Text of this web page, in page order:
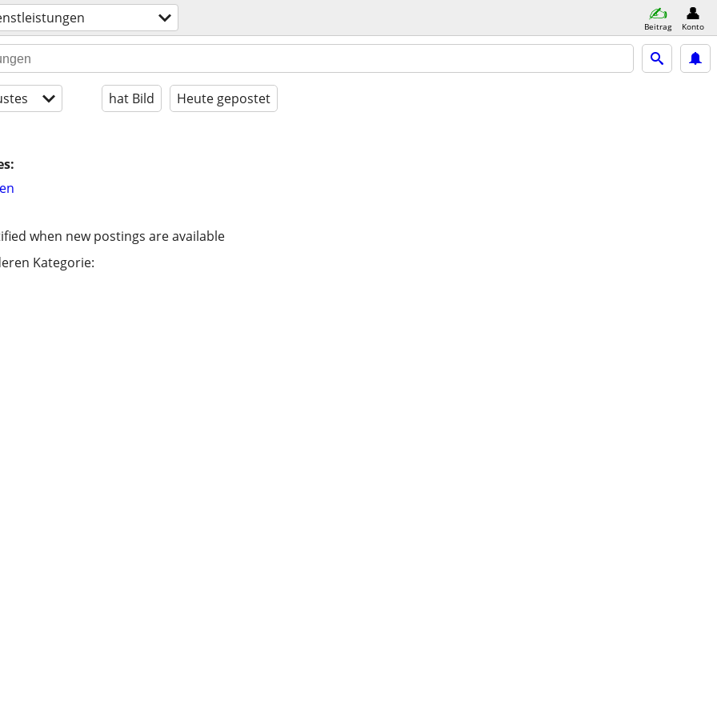
Beitrag Konto
hat Bild Heute gepostet
when new postings are available
Kategorie: